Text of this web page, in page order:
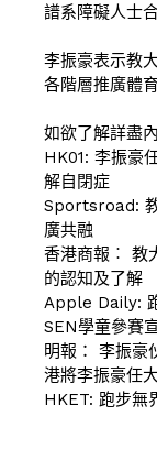
譜系障礙人士
李振豪表示教
各階層推廣體
如欲了解詳盡
HK01: 李振豪
解自閉症
Sportsroad:
廣共融
香港商報︰ 教
的認知及了解
Apple Daily:
SEN學童參賽
明報： 李振豪
港將李振豪任
HKET: 跑步無